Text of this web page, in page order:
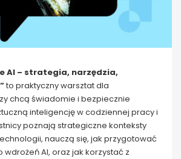
AI – strategia, narzędzia,
to praktyczny warsztat dla
chcą świadomie i bezpiecznie
inteligencję w codziennej pracy i
poznają strategiczne konteksty
nauczą się, jak przygotować
AI, oraz jak korzystać z